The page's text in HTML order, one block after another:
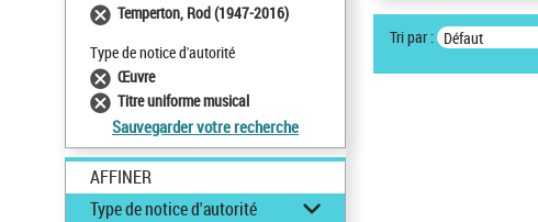
Temperton, Rod (1947-2016)
Type de notice d'autorité
Œuvre
Titre uniforme musical
Sauvegarder votre recherche
AFFINER
Type de notice d'autorité
Tri par : Défaut